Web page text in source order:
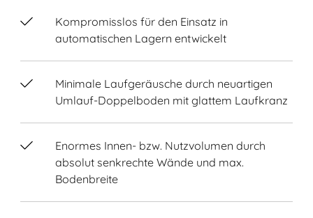
Kompromisslos für den Einsatz in
automatischen Lagern entwickelt
Minimale Laufgeräusche durch neuartigen
Umlauf-Doppelboden mit glattem Laufkranz
Enormes Innen- bzw. Nutzvolumen durch
absolut senkrechte Wände und max.
Bodenbreite